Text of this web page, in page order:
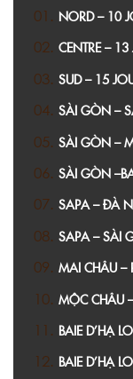
NORD – 10
CENTRE – 13
SUD – 15
SÀI GÒN –
SÀI GÒN –
SÀI GÒN
SAPA – ĐÀ
SAPA – SÀI
MAI CHÂU –
MỘC CHÂU
BAIE D’HẠ
BAIE D’HẠ